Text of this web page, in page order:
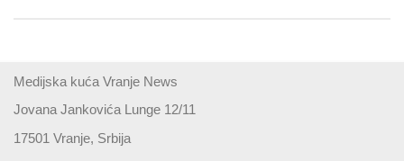
Medijska kuća Vranje News
Jovana Jankovića Lunge 12/11
17501 Vranje, Srbija